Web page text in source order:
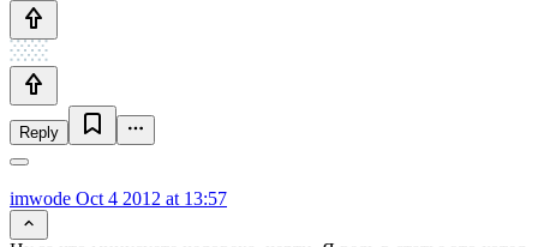
Reply
imwode Oct 4 2012 at 13:57